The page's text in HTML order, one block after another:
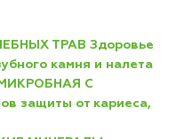
ТРАВ Здоровье
камня и налета
С
защиты от кариеса,